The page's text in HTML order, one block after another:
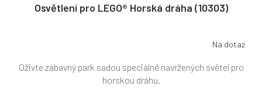
Osvětlení pro LEGO® Horská dráha (10303)
Na dotaz
Oživte zábavný park sadou speciálně navržených světel pro
horskou dráhu.